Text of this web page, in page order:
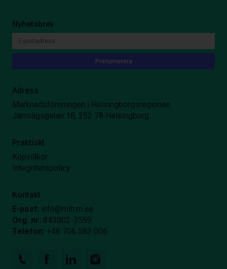
Nyhetsbrev
Adress
Marknadsföreningen i Helsingborgsregionen
Järnvägsgatan 18, 252 78 Helsingborg
Praktiskt
Köpvillkor
Integritetspolicy
Kontakt
E-post: info@mih.m.se
Org. nr: 843002-3559
Telefon: +46 706 583 006